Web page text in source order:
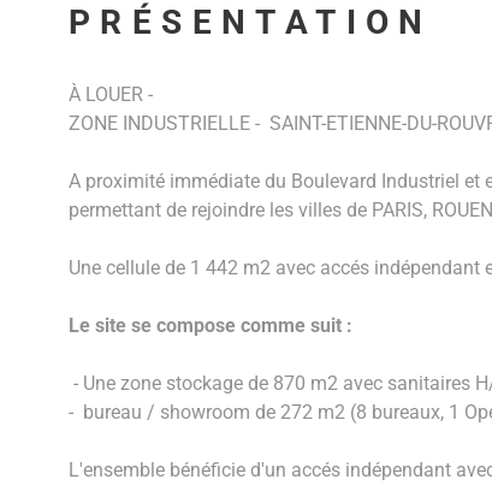
PRÉSENTATION
À LOUER -
ZONE INDUSTRIELLE - SAINT-ETIENNE-DU-
A proximité immédiate du Boulevard Industriel et
permettant de rejoindre les villes de PARIS,
Une cellule de 1 442 m2 avec accés
Le site se compose comme suit :
- Une zone stockage de 870 m2 avec sanitaires
- bureau / showroom de 272 m2 (8 bureaux, 1
L'ensemble bénéficie d'un accés indépendant